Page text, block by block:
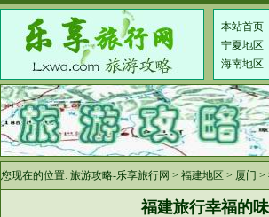
本站首页
宁夏地区
海南地区
您现在的位置: 旅游攻略-乐享旅行网 > 福建地区 > 厦门 >
福建旅行幸福的